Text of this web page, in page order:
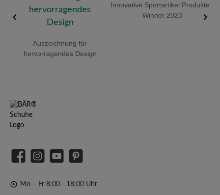
Auszeichnung für
hervorragendes Design
Innovative Sportartikel Produkte
- Winner 2023
FacebookInstagramYouTubePinterest
Mo – Fr 8:00 - 18:00 Uhr